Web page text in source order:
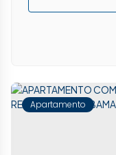
Apartamento